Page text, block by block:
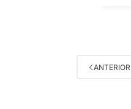
ANTERIOR